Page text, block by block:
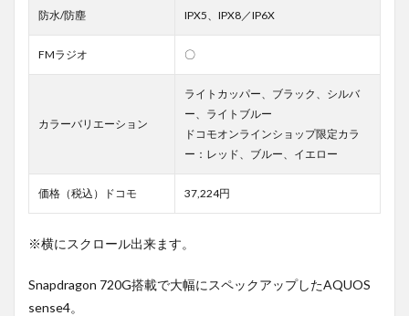
防水/防塵 IPX5、IPX8／IP6X
FMラジオ 〇
カラーバリエーション
ライトカッパー、ブラック、シルバ
ー、ライトブルー
ドコモオンラインショップ限定カラ
ー：レッド、ブルー、イエロー
価格（税込）ドコモ 37,224円
※横にスクロール出来ます。
Snapdragon 720G搭載で大幅にスペックアップしたAQUOS
sense4。